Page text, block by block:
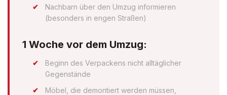
Nachbarn über den Umzug informieren
(besonders in engen Straßen)
1 Woche vor dem Umzug:
Beginn des Verpackens nicht alltäglicher
Gegenstände
Möbel, die demontiert werden müssen,